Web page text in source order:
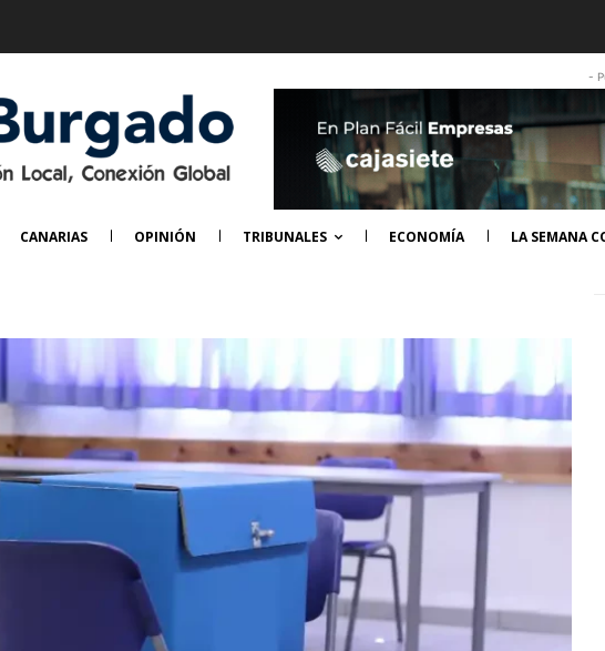
-
CANARIAS OPINIÓN TRIBUNALES ECONOMÍA LA SEMANA